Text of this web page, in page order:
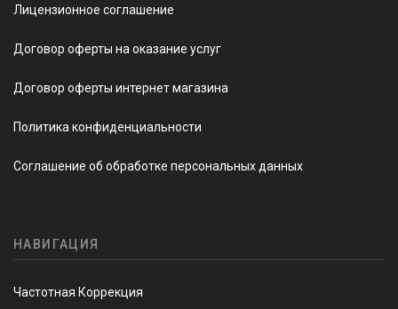
Лицензионное соглашение
Договор оферты на оказание услуг
Договор оферты интернет магазина
Политика конфиденциальности
Соглашение об обработке персональных данных
НАВИГАЦИЯ
Частотная Коррекция